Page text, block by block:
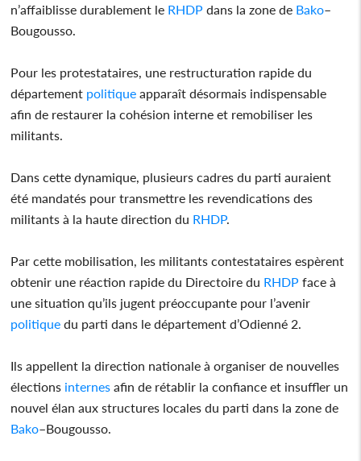
n’affaiblisse durablement le RHDP dans la zone de Bako–
Bougousso.
Pour les protestataires, une restructuration rapide du
département politique apparaît désormais indispensable
afin de restaurer la cohésion interne et remobiliser les
militants.
Dans cette dynamique, plusieurs cadres du parti auraient
été mandatés pour transmettre les revendications des
militants à la haute direction du RHDP.
Par cette mobilisation, les militants contestataires espèrent
obtenir une réaction rapide du Directoire du RHDP face à
une situation qu’ils jugent préoccupante pour l’avenir
politique du parti dans le département d’Odienné 2.
Ils appellent la direction nationale à organiser de nouvelles
élections internes afin de rétablir la confiance et insuffler un
nouvel élan aux structures locales du parti dans la zone de
Bako–Bougousso.